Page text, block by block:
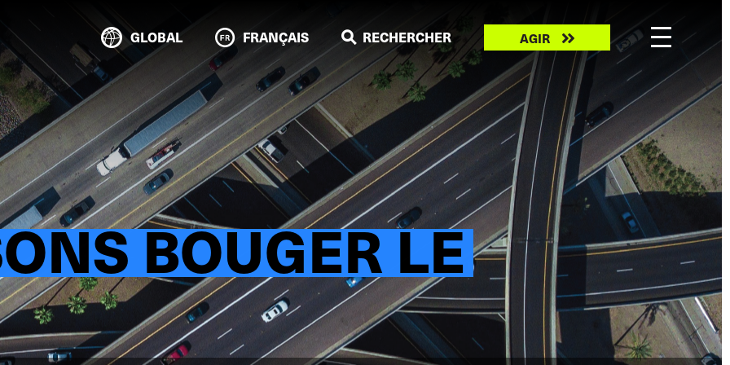
BOUGER LE
GLOBAL FRANÇAIS RECHERCHER
Take
action
AGIR